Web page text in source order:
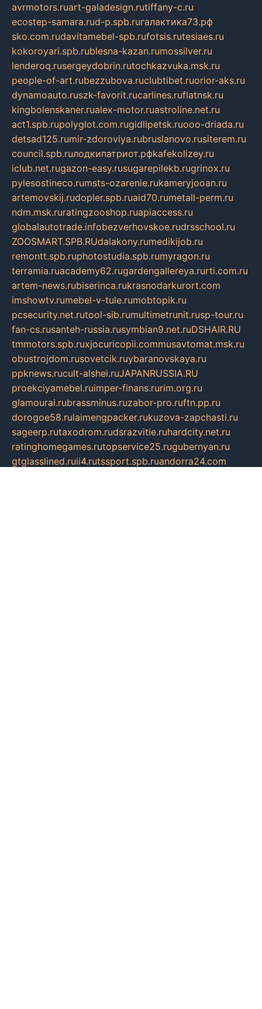
avrmotors.ruart-galadesign.rutiffany-c.ru
ecostep-samara.rud-p.spb.ruгалактика73.рф
sko.com.rudavitamebel-spb.rufotsis.rutesiaes.ru
kokoroyari.spb.rublesna-kazan.rumossilver.ru
lenderoq.rusergeydobrin.rutochkazvuka.msk.ru
people-of-art.rubezzubova.ruclubtibet.ruorior-aks.ru
dynamoauto.ruszk-favorit.rucarlines.ruflatnsk.ru
kingbolenskaner.rualex-motor.ruastroline.net.ru
act1.spb.rupolyglot.com.rugidlipetsk.ruooo-driada.ru
detsad125.rumir-zdoroviya.rubruslanovo.rusiterem.ru
council.spb.ruлодкипатриот.рфkafekolizey.ru
iclub.net.rugazon-easy.rusugarepilekb.rugrinox.ru
pylesostineco.rumsts-ozarenie.rukameryjooan.ru
artemovskij.rudopler.spb.ruaid70.rumetall-perm.ru
ndm.msk.ruratingzooshop.ruapiaccess.ru
globalautotrade.infobezverhovskoe.rudrsschool.ru
ZOOSMART.SPB.RUdalakony.rumedikijob.ru
remontt.spb.ruphotostudia.spb.rumyragon.ru
terramia.ruacademy62.rugardengallereya.rurti.com.ru
artem-news.rubiserinca.rukrasnodarkurort.com
imshowtv.rumebel-v-tule.rumobtopik.ru
pcsecurity.net.rutool-sib.rumultimetrunit.rusp-tour.ru
fan-cs.rusanteh-russia.rusymbian9.net.ruDSHAIR.RU
tmmotors.spb.ruxjocuricopii.commusavtomat.msk.ru
obustrojdom.rusovetcik.ruybaranovskaya.ru
ppknews.rucult-alshei.ruJAPANRUSSIA.RU
proekciyamebel.ruimper-finans.rurim.org.ru
glamourai.rubrassminus.ruzabor-pro.ruftn.pp.ru
dorogoe58.rulaimengpacker.rukuzova-zapchasti.ru
sageerp.rutaxodrom.rudsrazvitie.ruhardcity.net.ru
ratinghomegames.rutopservice25.rugubernyan.ru
gtglasslined.ruii4.rutssport.spb.ruandorra24.com